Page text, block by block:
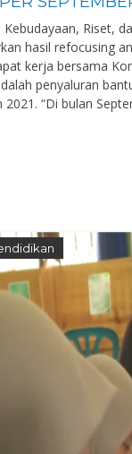
Riset,
hasil refocusing
kerja bersama
penyaluran
2021. “Di bulan